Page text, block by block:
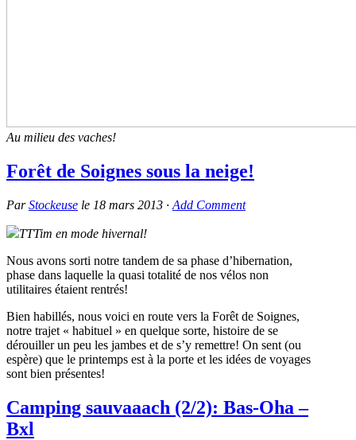
Au milieu des vaches!
Forêt de Soignes sous la neige!
ParStockeuse le 18 mars 2013 · Add Comment
TTTim en mode hivernal!
Nous avons sorti notre tandem de sa phase d’hibernation,
phase dans laquelle la quasi totalité de nos vélos non
utilitaires étaient rentrés!
Bien habillés, nous voici en route vers la Forêt de Soignes,
notre trajet « habituel » en quelque sorte, histoire de se
dérouiller un peu les jambes et de s’y remettre! On sent (ou
espère) que le printemps est à la porte et les idées de voyages
sont bien présentes!
Camping sauvaaach (2/2): Bas-Oha –
Bxl